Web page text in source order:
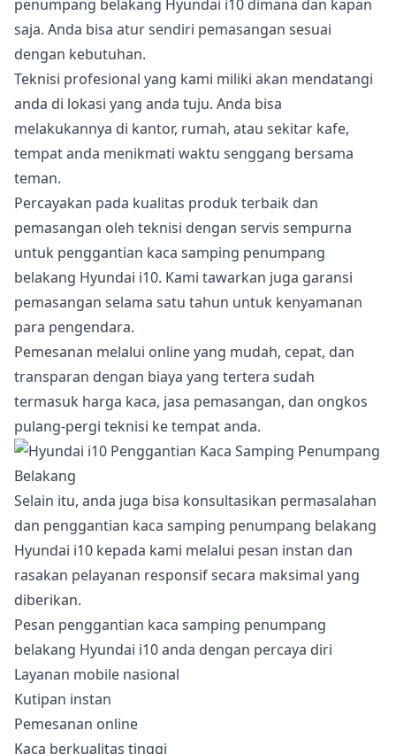
penumpang belakang Hyundai i10 dimana dan kapan
saja. Anda bisa atur sendiri pemasangan sesuai
dengan kebutuhan.
Teknisi profesional yang kami miliki akan mendatangi
anda di lokasi yang anda tuju. Anda bisa
melakukannya di kantor, rumah, atau sekitar kafe,
tempat anda menikmati waktu senggang bersama
teman.
Percayakan pada kualitas produk terbaik dan
pemasangan oleh teknisi dengan servis sempurna
untuk penggantian kaca samping penumpang
belakang Hyundai i10. Kami tawarkan juga garansi
pemasangan selama satu tahun untuk kenyamanan
para pengendara.
Pemesanan melalui online yang mudah, cepat, dan
transparan dengan biaya yang tertera sudah
termasuk harga kaca, jasa pemasangan, dan ongkos
pulang-pergi teknisi ke tempat anda.
Selain itu, anda juga bisa konsultasikan permasalahan
dan penggantian kaca samping penumpang belakang
Hyundai i10 kepada kami melalui pesan instan dan
rasakan pelayanan responsif secara maksimal yang
diberikan.
Pesan penggantian kaca samping penumpang
belakang Hyundai i10 anda dengan percaya diri
Layanan mobile nasional
Kutipan instan
Pemesanan online
Kaca berkualitas tinggi